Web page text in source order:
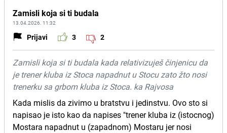
Zamisli koja si ti budala
13.04.2026. 11:32
Prijavi 3 2
Zamisli koja si ti budala kada relativizuješ činjenicu da
je trener kluba iz Stoca napadnut u Stocu zato žto nosi
trenerku sa grbom kluba iz Stoca. ka Rajvosa
Kada mislis da zivimo u bratstvu i jedinstvu. Ovo sto si
napisao je isto kao da napises "trener kluba iz (istocnog)
Mostara napadnut u (zapadnom) Mostaru jer nosi